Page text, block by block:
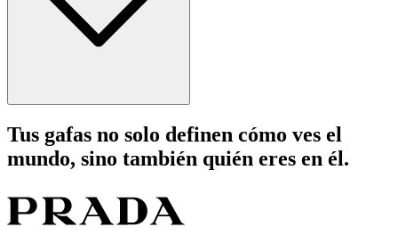
Tus gafas no solo definen cómo ves el
mundo, sino también quién eres en él.